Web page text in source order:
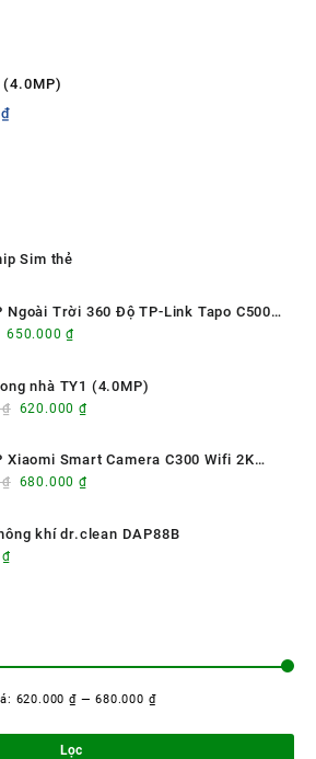
₫
Sim thẻ
Ngoài Trời 360 Độ TP-Link Tapo C500
CAM003
Giá
800.000 ₫.
650.000₫
tại
là:
nhà TY1 (4.0MP)
₫ Giá
là:
1.151.000 ₫.
620.000₫Giá
tại
là:
Xiaomi Smart Camera C300 Wifi 2K
– Quay 360°, AI nhận diện người, hình
₫ Giá
là:
680.000₫Giá
tại
khí dr.clean DAP88B
₫
tối
tối
Lọc
620.000 ₫—680.000 ₫